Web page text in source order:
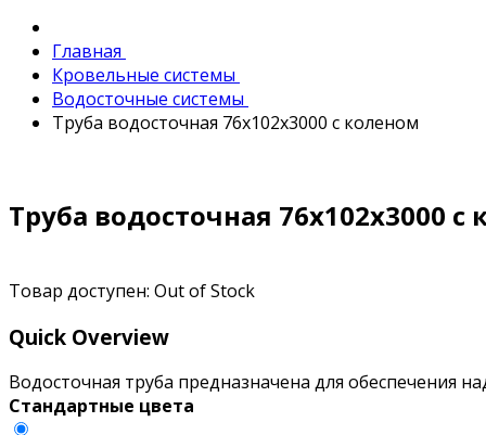
Главная
Кровельные системы
Водосточные системы
Труба водосточная 76х102х3000 с коленом
Труба водосточная 76х102х3000 с
Товар доступен: Out of Stock
Quick Overview
Водосточная труба предназначена для обеспечения
Стандартные цвета